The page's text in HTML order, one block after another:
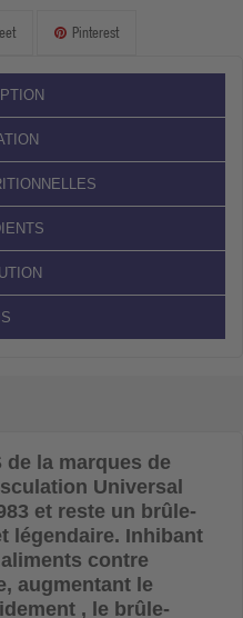
Pinterest
de la marques de
Universal
et reste un brûle-
légendaire. Inhibant
contre
augmentant le
, le brûle-